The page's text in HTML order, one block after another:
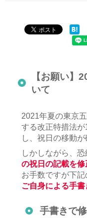
【お願い】
いて
2021年夏の東京
する改正特措法
し、祝日の移動が
しかしながら、恐
の祝日の記載を
お手数ですが下記
ご自身による手
手書きで